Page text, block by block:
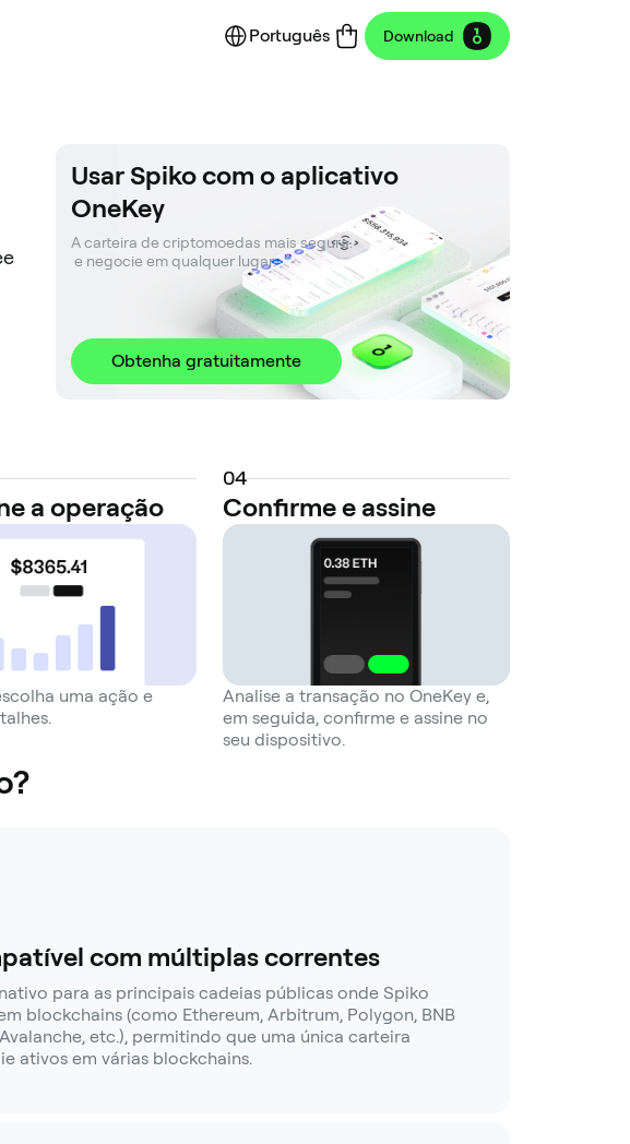
Português Download
Usar Spiko com o aplicativo
OneKey
A carteira de criptomoedas mais segura.
e negocie em qualquer lugar.
Obtenha gratuitamente
a operação
uma ação e
04
Confirme e assine
Analise a transação no OneKey e,
em seguida, confirme e assine no
seu dispositivo.
com múltiplas correntes
para as principais cadeias públicas onde Spiko
blockchains (como Ethereum, Arbitrum, Polygon, BNB
etc.), permitindo que uma única carteira
ativos em várias blockchains.